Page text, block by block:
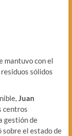
mantuvo con el
sólidos
Juan
centros
gestión de
sobre el estado de